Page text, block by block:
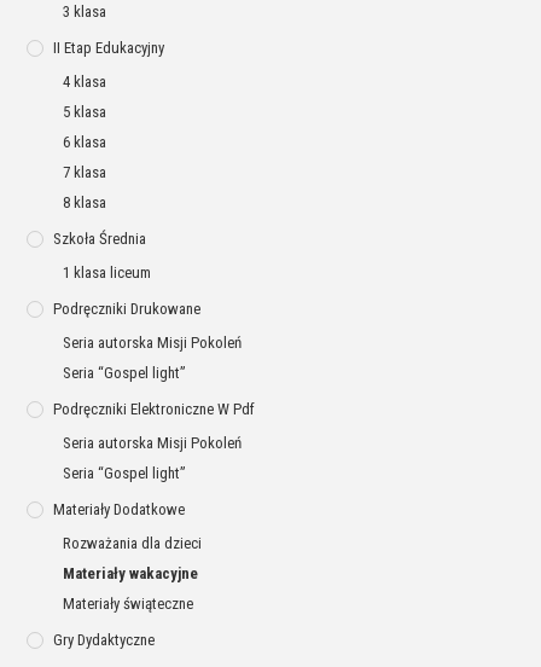
3 klasa
II Etap Edukacyjny
4 klasa
5 klasa
6 klasa
7 klasa
8 klasa
Szkoła Średnia
1 klasa liceum
Podręczniki Drukowane
Seria autorska Misji Pokoleń
Seria “Gospel light”
Podręczniki Elektroniczne W Pdf
Seria autorska Misji Pokoleń
Seria “Gospel light”
Materiały Dodatkowe
Rozważania dla dzieci
Materiały wakacyjne
Materiały świąteczne
Gry Dydaktyczne